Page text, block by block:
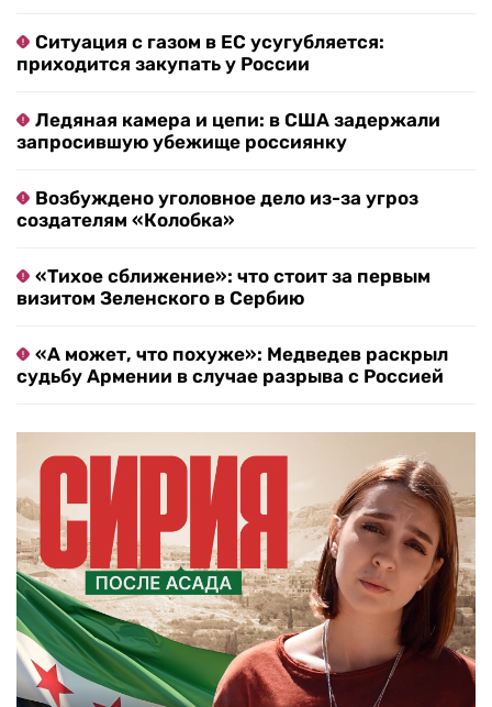
Ситуация с газом в ЕС усугубляется:
приходится закупать у России
Ледяная камера и цепи: в США задержали
запросившую убежище россиянку
Возбуждено уголовное дело из-за угроз
создателям «Колобка»
«Тихое сближение»: что стоит за первым
визитом Зеленского в Сербию
«А может, что похуже»: Медведев раскрыл
судьбу Армении в случае разрыва с Россией